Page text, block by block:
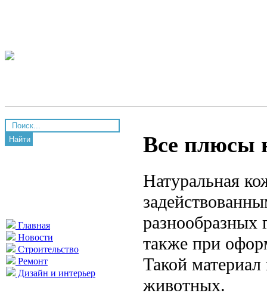
Найти
Главная
Новости
Строительство
Ремонт
Дизайн и интерьер
Все плюсы
Натуральная
разнообразных
также при
Такой
животных.